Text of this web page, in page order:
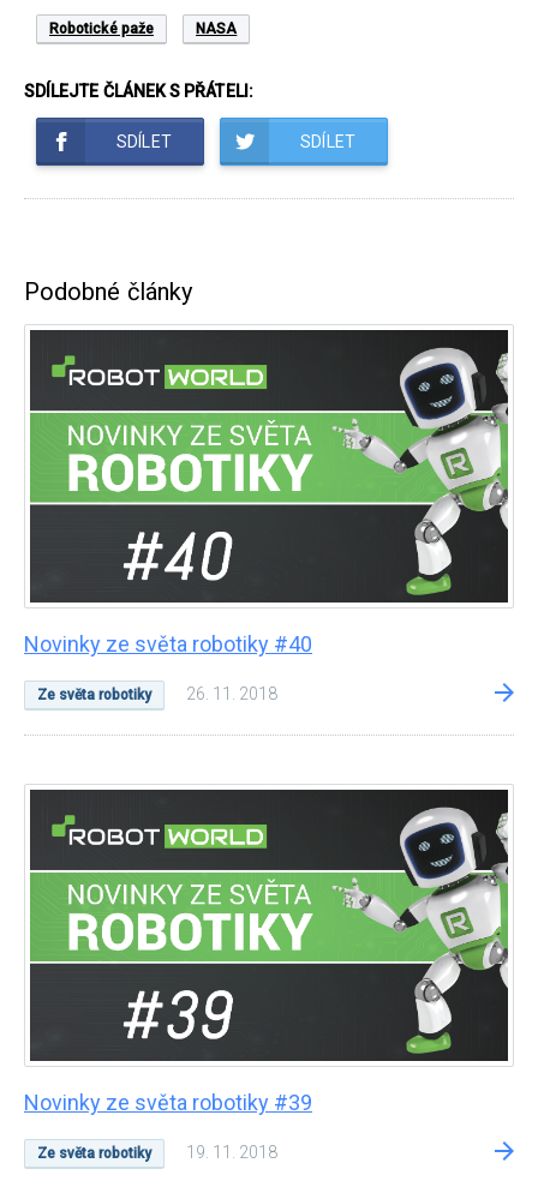
Robotické paže NASA
SDÍLEJTE ČLÁNEK S PŘÁTELI:
SDÍLET SDÍLET
Podobné články
Novinky ze světa robotiky #40
Ze světa robotiky 26. 11. 2018
Novinky ze světa robotiky #39
Ze světa robotiky 19. 11. 2018